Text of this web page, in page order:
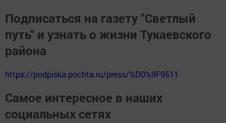
Подписаться на газету "Светлый
путь" и узнать о жизни Тукаевского
района
https://podpiska.pochta.ru/press/%D0%9F9511
Самое интересное в наших
социальных сетях